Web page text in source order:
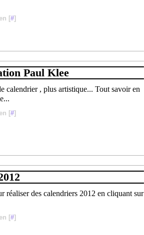
[#]
Paul Klee
calendrier , plus artistique... Tout savoir en
[#]
réaliser des calendriers 2012 en cliquant sur
[#]